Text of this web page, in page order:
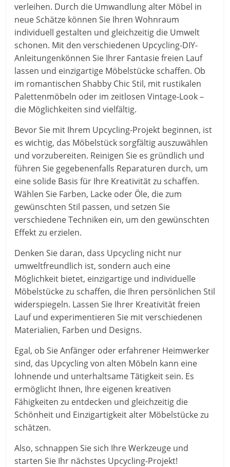
verleihen. Durch die Umwandlung alter Möbel in
neue Schätze können Sie Ihren Wohnraum
individuell gestalten und gleichzeitig die Umwelt
schonen. Mit den verschiedenen Upcycling-DIY-
Anleitungenkönnen Sie Ihrer Fantasie freien Lauf
lassen und einzigartige Möbelstücke schaffen. Ob
im romantischen Shabby Chic Stil, mit rustikalen
Palettenmöbeln oder im zeitlosen Vintage-Look –
die Möglichkeiten sind vielfältig.
Bevor Sie mit Ihrem Upcycling-Projekt beginnen, ist
es wichtig, das Möbelstück sorgfältig auszuwählen
und vorzubereiten. Reinigen Sie es gründlich und
führen Sie gegebenenfalls Reparaturen durch, um
eine solide Basis für Ihre Kreativität zu schaffen.
Wählen Sie Farben, Lacke oder Öle, die zum
gewünschten Stil passen, und setzen Sie
verschiedene Techniken ein, um den gewünschten
Effekt zu erzielen.
Denken Sie daran, dass Upcycling nicht nur
umweltfreundlich ist, sondern auch eine
Möglichkeit bietet, einzigartige und individuelle
Möbelstücke zu schaffen, die Ihren persönlichen Stil
widerspiegeln. Lassen Sie Ihrer Kreativität freien
Lauf und experimentieren Sie mit verschiedenen
Materialien, Farben und Designs.
Egal, ob Sie Anfänger oder erfahrener Heimwerker
sind, das Upcycling von alten Möbeln kann eine
lohnende und unterhaltsame Tätigkeit sein. Es
ermöglicht Ihnen, Ihre eigenen kreativen
Fähigkeiten zu entdecken und gleichzeitig die
Schönheit und Einzigartigkeit alter Möbelstücke zu
schätzen.
Also, schnappen Sie sich Ihre Werkzeuge und
starten Sie Ihr nächstes Upcycling-Projekt!